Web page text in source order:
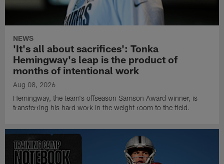
NEWS
'It's all about sacrifices': Tonka
Hemingway's leap is the product of
months of intentional work
Aug 08, 2026
Hemingway, the team's offseason Samson Award winner, is
transferring his hard work in the weight room to the field.